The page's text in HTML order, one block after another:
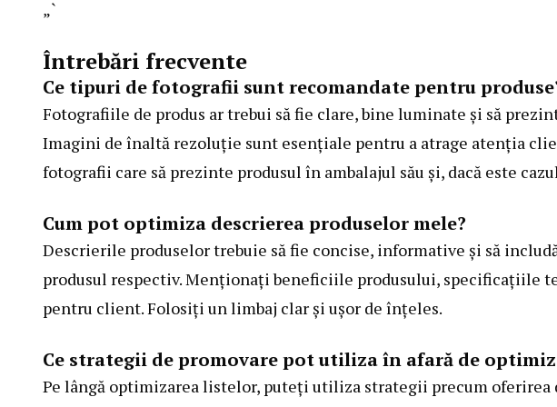
„`
Întrebări frecvente
Ce tipuri de fotografii sunt recomandate pentru
Fotografiile de produs ar trebui să fie clare, bine luminate și să
Imagini de înaltă rezoluție sunt esențiale pentru a atrage atenția
fotografii care să prezinte produsul în ambalajul său și, dacă este
Cum pot optimiza descrierea produselor mele?
Descrierile produselor trebuie să fie concise, informative și să
produsul respectiv. Menționați beneficiile produsului, specificațiile
pentru client. Folosiți un limbaj clar și ușor de înțeles.
Ce strategii de promovare pot utiliza în afară de
Pe lângă optimizarea listelor, puteți utiliza strategii precum